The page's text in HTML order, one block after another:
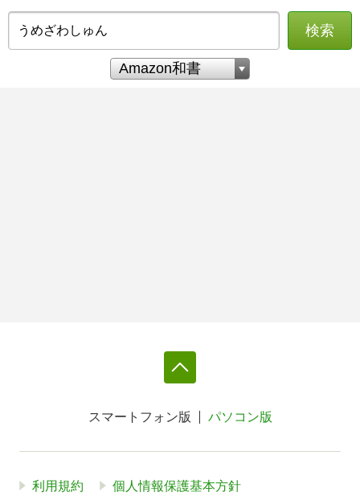
検索
スマートフォン版 パソコン版
利用規約 個人情報保護基本方針